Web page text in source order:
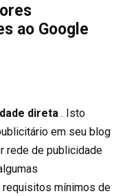
ao Google
direta . Isto
em seu blog
rede de publicidade
mínimos de